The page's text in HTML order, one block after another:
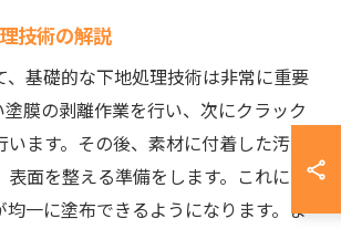
技術の解説
、基礎的な下地処理技術は非常に重要
塗膜の剥離作業を行い、次にクラック
ます。その後、素材に付着した汚れ
表面を整える準備をします。これによ
均一に塗布できるようになります。ま